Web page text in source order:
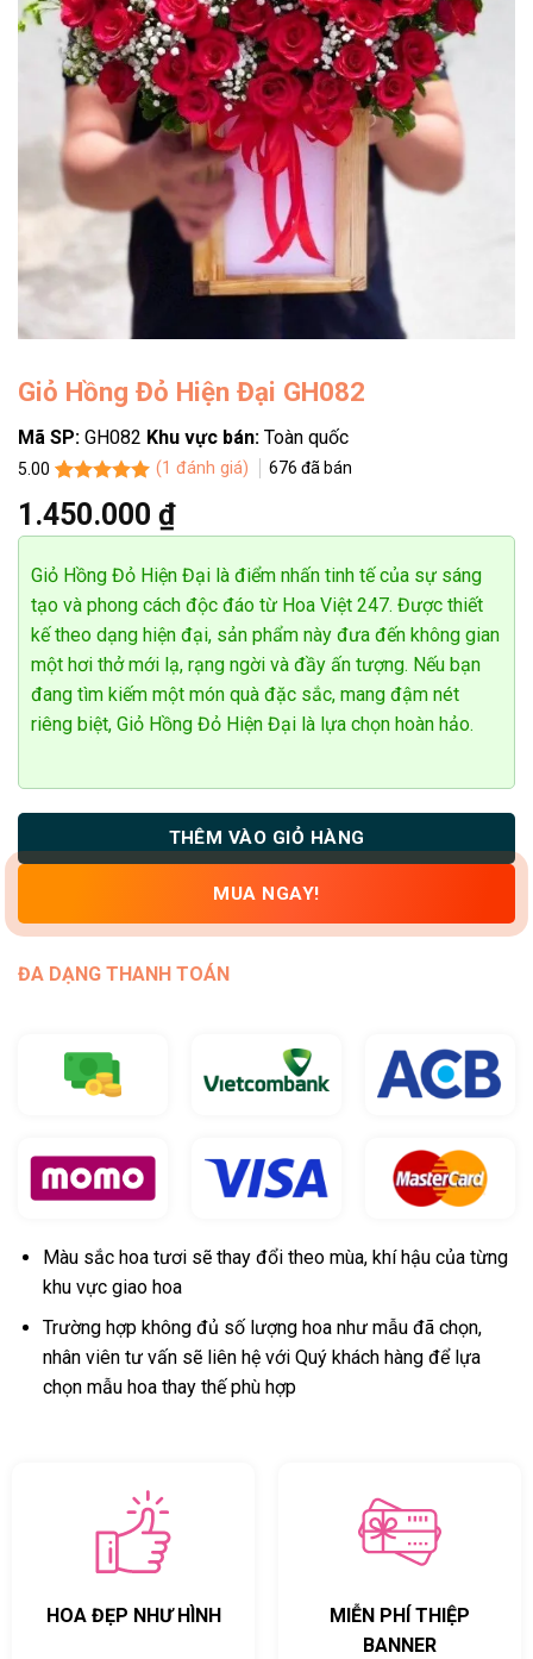
Giỏ Hồng Đỏ Hiện Đại GH082
Mã SP: GH082 Khu vực bán: Toàn quốc
5.00
dựa trên
đánh giá
(1 đánh giá) 676 đã bán
1.450.000 ₫
Giỏ Hồng Đỏ Hiện Đại là điểm nhấn tinh tế của sự sáng
tạo và phong cách độc đáo từ Hoa Việt 247. Được thiết
kế theo dạng hiện đại, sản phẩm này đưa đến không gian
một hơi thở mới lạ, rạng ngời và đầy ấn tượng. Nếu bạn
đang tìm kiếm một món quà đặc sắc, mang đậm nét
riêng biệt, Giỏ Hồng Đỏ Hiện Đại là lựa chọn hoàn hảo.
THÊM VÀO GIỎ HÀNG
MUA NGAY!
ĐA DẠNG THANH TOÁN
Màu sắc hoa tươi sẽ thay đổi theo mùa, khí hậu của từng
khu vực giao hoa
Trường hợp không đủ số lượng hoa như mẫu đã chọn,
nhân viên tư vấn sẽ liên hệ với Quý khách hàng để lựa
chọn mẫu hoa thay thế phù hợp
HOA ĐẸP NHƯ HÌNH
MIỄN PHÍ THIỆP
BANNER